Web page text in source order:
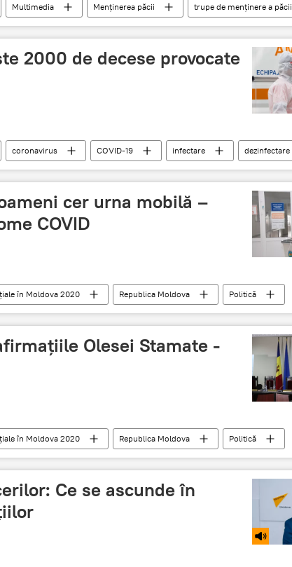
Multimedia Menținerea păcii
trupe de menținere a păcii
2000 de decese provocate
coronavirus COVID-19 infectare dezinfectare
cer urna mobilă –
COVID
în Moldova 2020 Republica Moldova
Politică
urna mobilă votare online
secţii de votare
Olesei Stamate -
în Moldova 2020 Republica Moldova
Politică
Membru CEC CEC acuzaţii
Ce se ascunde în